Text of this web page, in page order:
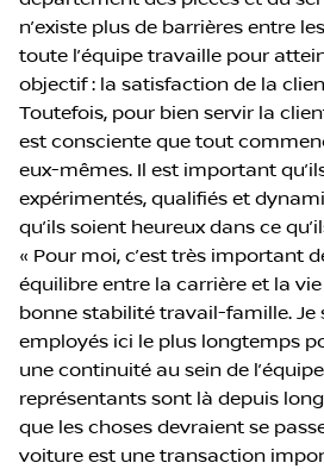
n’existe plus de barrières entre
toute l’équipe travaille pour
objectif : la satisfaction de la
Toutefois, pour bien servir la
est consciente que tout
eux-mêmes. Il est important
expérimentés, qualifiés et
qu’ils soient heureux dans ce
« Pour moi, c’est très important
équilibre entre la carrière et la
bonne stabilité travail-famille. Je
employés ici le plus longtemps
une continuité au sein de
représentants sont là depuis
que les choses devraient se
voiture est une transaction